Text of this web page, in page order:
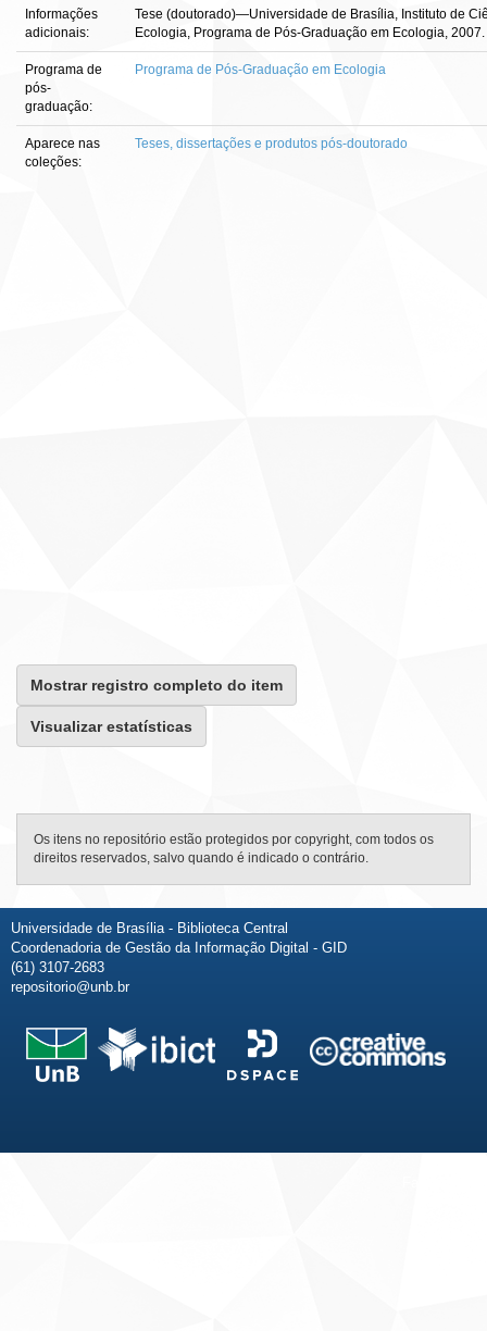
Informações
adicionais:
Tese (doutorado)—Universidade de Brasília, Instituto de
Ecologia, Programa de Pós-Graduação em Ecologia, 2007.
Programa de
pós-
graduação:
Programa de Pós-Graduação em Ecologia
Aparece nas
coleções:
Teses, dissertações e produtos pós-doutorado
Mostrar registro completo do item
Visualizar estatísticas
Os itens no repositório estão protegidos por copyright, com todos os
direitos reservados, salvo quando é indicado o contrário.
Universidade de Brasília - Biblioteca Central
Coordenadoria de Gestão da Informação Digital - GID
(61) 3107-2683
repositorio@unb.br